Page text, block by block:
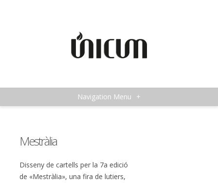
Navigation Menu +
Mestràlia
Disseny de cartells per la 7a edició
de «Mestràlia», una fira de lutiers,